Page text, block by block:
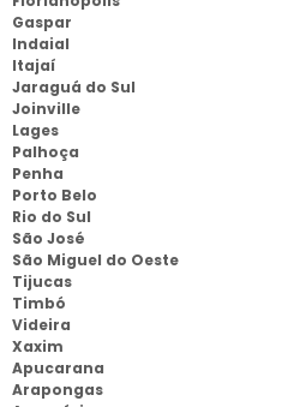
Gaspar
Indaial
Itajaí
Jaraguá do Sul
Joinville
Lages
Palhoça
Penha
Porto Belo
Rio do Sul
São José
São Miguel do Oeste
Tijucas
Timbó
Videira
Xaxim
Apucarana
Arapongas